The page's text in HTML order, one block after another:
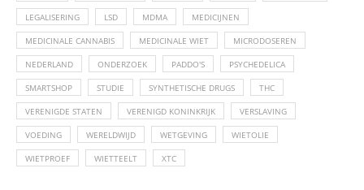
LEGALISERING LSD MDMA MEDICIJNEN
MEDICINALE CANNABIS MEDICINALE WIET MICRODOSEREN
NEDERLAND ONDERZOEK PADDO'S PSYCHEDELICA
SMARTSHOP STUDIE SYNTHETISCHE DRUGS THC
VERENIGDE STATEN VERENIGD KONINKRIJK VERSLAVING
VOEDING WERELDWIJD WETGEVING WIETOLIE
WIETPROEF WIETTEELT XTC